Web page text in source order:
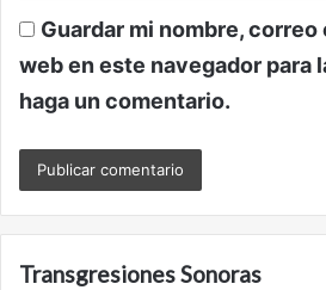
Guardar mi nombre,
web en este navegador para
haga un comentario.
Transgresiones Sonoras